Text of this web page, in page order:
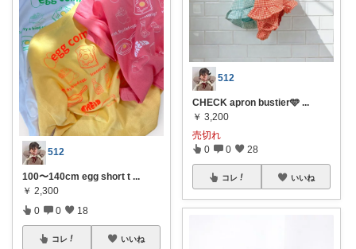
512
100〜140cm egg short t ...
￥ 2,300
0 0 18
コレ いいね
512
CHECK apron bustier🩵 ...
￥ 3,200
売切れ
0 0 28
コレ いいね